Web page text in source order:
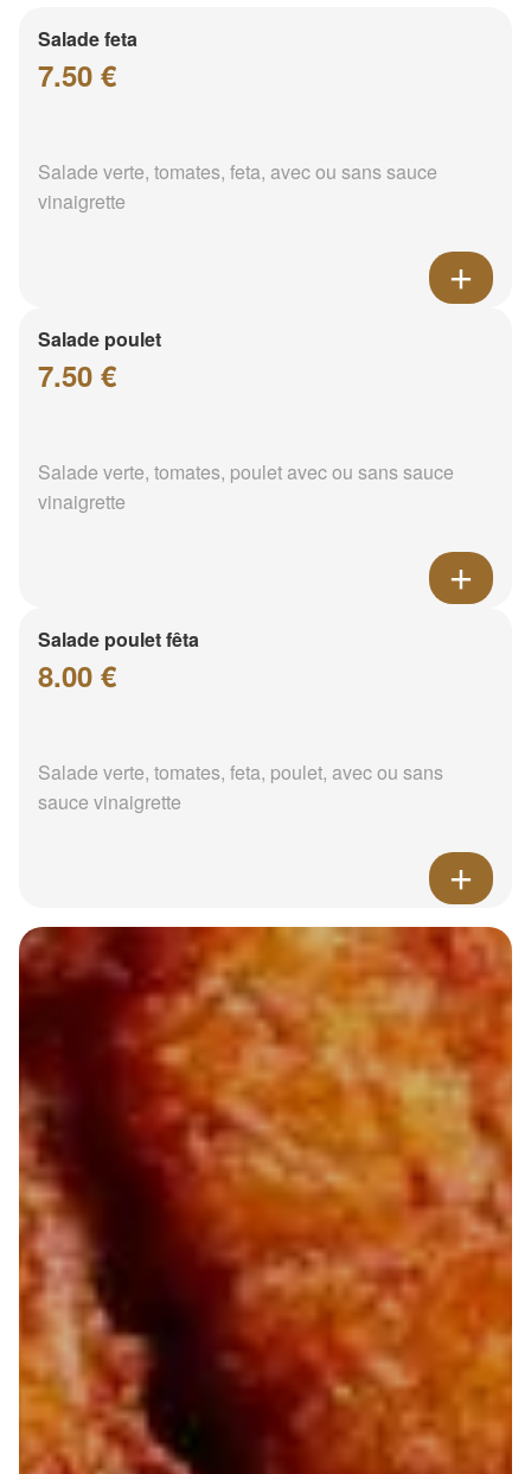
Salade feta
7.50 €
Salade verte, tomates, feta, avec ou sans sauce
vinaigrette
Salade poulet
7.50 €
Salade verte, tomates, poulet avec ou sans sauce
vinaigrette
Salade poulet fêta
8.00 €
Salade verte, tomates, feta, poulet, avec ou sans
sauce vinaigrette